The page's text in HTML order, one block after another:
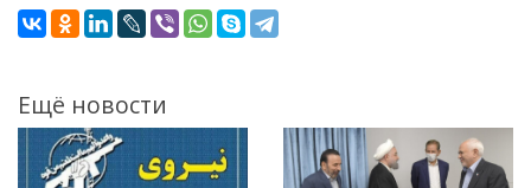
Ещё новости